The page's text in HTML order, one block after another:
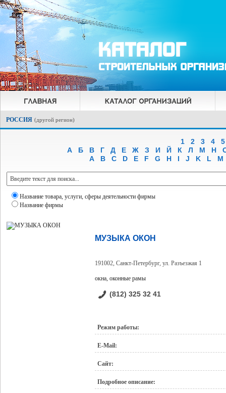
РОССИЯ (другой регион)
1 2 3 4
5
А
Б В Г Д Е Ж З И Й К Л М Н
A
B C D E F G H I J K L M
Название товара, услуги, сферы деятельности фирмы
Название фирмы
МУЗЫКА ОКОН
191002, Санкт-Петербург, ул. Разъезжая 1
окна, оконные рамы
(812) 325 32 41
Режим работы:
E-Mail:
Сайт:
Подробное описание: